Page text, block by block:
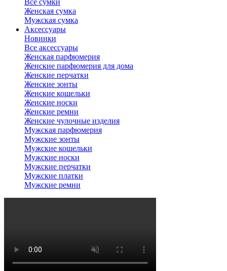
Все сумки
Женская сумка
Мужская сумка
Аксессуары
Новинки
Все аксессуары
Женская парфюмерия
Женские парфюмерия для дома
Женские перчатки
Женские зонты
Женские кошельки
Женские носки
Женские ремни
Женские чулочные изделия
Мужская парфюмерия
Мужские зонты
Мужские кошельки
Мужские носки
Мужские перчатки
Мужские платки
Мужские ремни